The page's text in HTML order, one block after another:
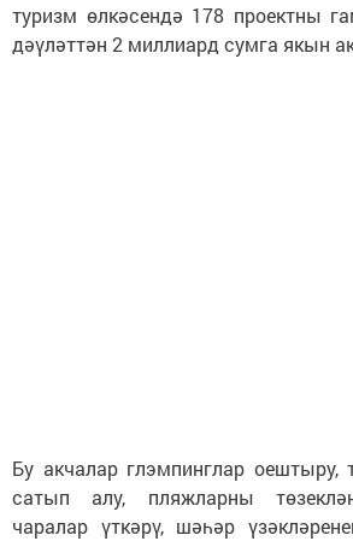
туризм өлкәсендә 178 проектны
дәүләттән 2 миллиард сумга якын
Бу акчалар глэмпинглар оештыру,
сатып алу, пляжларны
чаралар үткәрү, шәһәр